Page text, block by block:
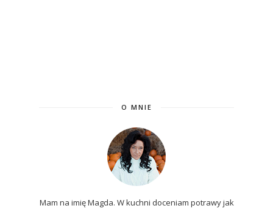
O MNIE
Mam na imię Magda. W kuchni doceniam potrawy jak